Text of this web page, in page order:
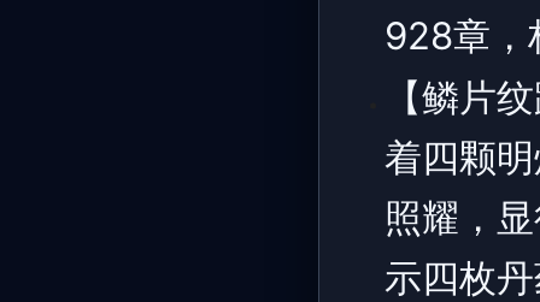
928章，
【鳞片
着四颗
照耀，
示四枚